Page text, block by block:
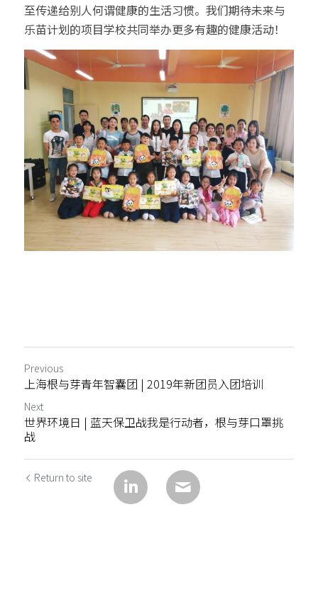
至传递给别人何谓健康的生活习惯。我们期待未来与
乐苗计划的项目学校共同举办更多有趣的健康活动！
Previous
上海根与芽青年智囊团 | 2019年新团员入团培训
Next
世界环境日 | 蓝天保卫战我是行动者，根与芽口罩挑
战
Return to site